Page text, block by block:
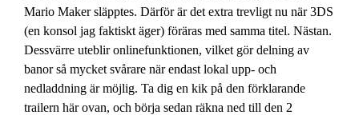
Mario Maker släpptes. Därför är det extra trevligt nu när 3DS
(en konsol jag faktiskt äger) föräras med samma titel. Nästan.
Dessvärre uteblir onlinefunktionen, vilket gör delning av
banor så mycket svårare när endast lokal upp- och
nedladdning är möjlig. Ta dig en kik på den förklarande
trailern här ovan, och börja sedan räkna ned till den 2